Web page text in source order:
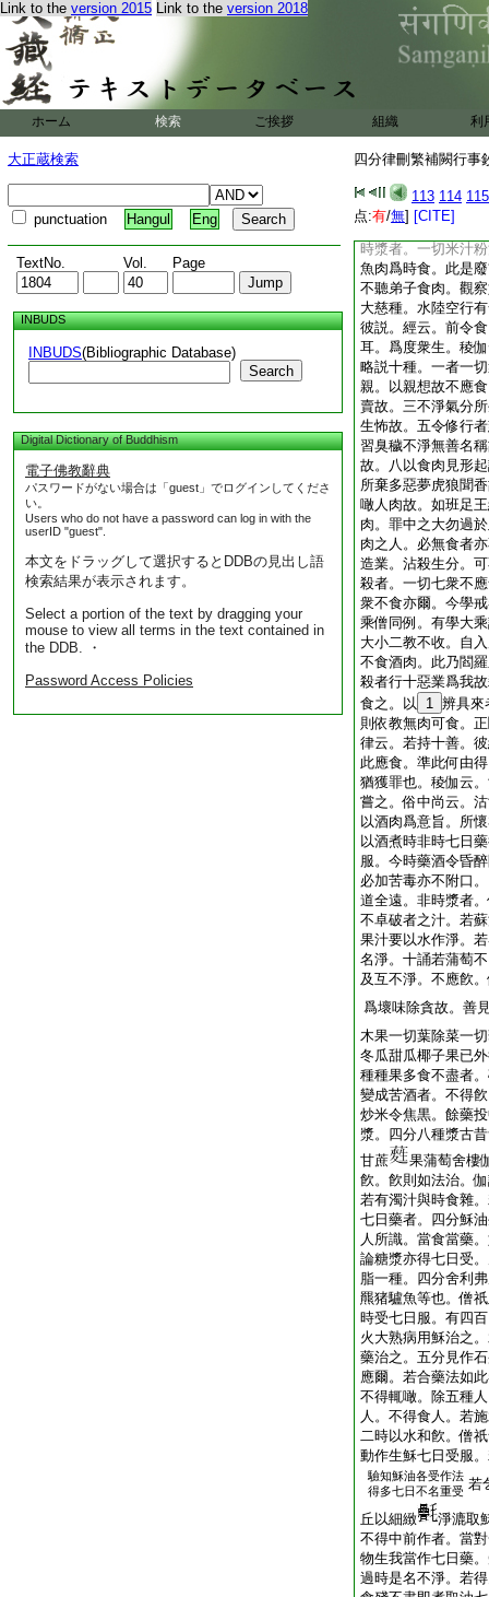
Link to the version 2015 Link to the version 2018
ホーム 検索 ご挨拶 組織 利
大正蔵検索
punctuation Hangul Eng
TextNo. Vol. Page
INBUDS
INBUDS(Bibliographic Database)
Search
Digital Dictionary of Buddhism
電子佛教辭典
パスワードがない場合は「guest」でログインしてくださ
い。
Users who do not have a password can log in with the
userID "guest".
本文をドラッグして選択するとDDBの見出し語
検索結果が表示されます。
Select a portion of the text by dragging your
mouse to view all terms in the text contained in
the DDB. ・
Password Access Policies
四分律刪繁補闕行事
113 114 115
点:有/無] [CITE]
故聽久服方能除患
盡病形。三盡報形
少差損。後必重發
藥有四。一就四藥
此云
正食
闍尼 不正
者。蔓菁根葱根藕
時漿者。一切米汁
魚肉爲時食。此是
不聽弟子食肉。觀
大慈種。水陸空行
彼説。經云。前令
耳。爲度衆生。稜
略説十種。一者一
親。以親想故不應
賣故。三不淨氣分
生怖故。五令修行
習臭穢不淨無善名
故。八以食肉見形
所棄多惡夢虎狼聞
噉人肉故。如班足
肉。罪中之大勿過
肉之人。必無食者
造業。沾殺生分。
殺者。一切七衆不
衆不食亦爾。今學
乘僧同例。有學大
大小二教不收。自
不食酒肉。此乃閻
殺者行十惡業爲我
食之。以
1 辨具來
則依教無肉可食。
律云。若持十善。
此應食。準此何由
猶獲罪也。稜伽云
嘗之。俗中尚云。
以酒肉爲意旨。所
以酒煮時非時七日
服。今時藥酒令昏
必加苦毒亦不附口
道全遠。非時漿者
不卓破者之汁。若
果汁要以水作淨。
名淨。十誦若蒲萄
及互不淨。不應飮
爲壞味除貪故。善
木果一切葉除菜一
冬瓜甜瓜椰子果已
種種果多食不盡者
變成苦酒者。不得
炒米令焦黒。餘藥
漿。四分八種漿古
甘蔗
果蒲萄舍樓
飮。飮則如法治。
若有濁汁與時食雜
七日藥者。四分穌
人所識。當食當藥
論糖漿亦得七日受
脂一種。四分舍利
羆猪驢魚等也。僧
時受七日服。有四
火大熟病用穌治之
藥治之。五分見作
應爾。若合藥法如
不得輒噉。除五種
人。不得食人。若
二時以水和飮。僧
動作生穌七日受服
驗知穌油各受作法
得多七日不名重受 若
丘以細緻
淨漉取
不得中前作者。當
物生我當作七日藥
過時是名不淨。若